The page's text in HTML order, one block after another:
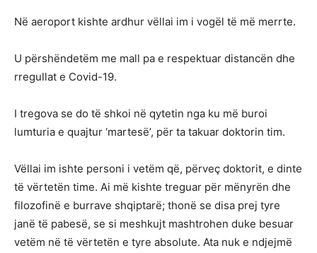
Në aeroport kishte ardhur vëllai im i vogël të më merrte.
U përshëndetëm me mall pa e respektuar distancën dhe
rregullat e Covid-19.
I tregova se do të shkoi në qytetin nga ku më buroi
lumturia e quajtur ‘martesë’, për ta takuar doktorin tim.
Vëllai im ishte personi i vetëm që, përveç doktorit, e dinte
të vërtetën time. Ai më kishte treguar për mënyrën dhe
filozofinë e burrave shqiptarë; thonë se disa prej tyre
janë të pabesë, se si meshkujt mashtrohen duke besuar
vetëm në të vërtetën e tyre absolute. Ata nuk e ndjejmë